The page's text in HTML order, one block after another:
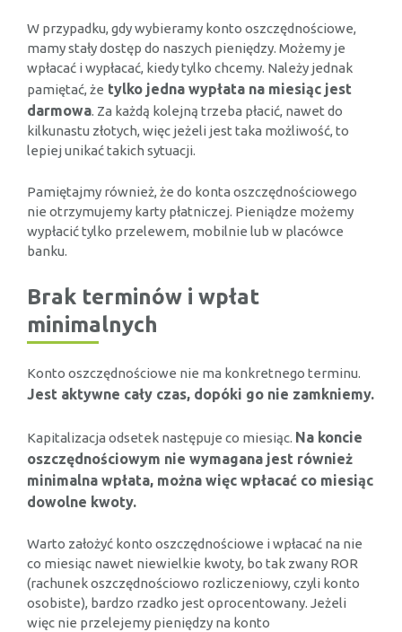
W przypadku, gdy wybieramy konto oszczędnościowe,
mamy stały dostęp do naszych pieniędzy. Możemy je
wpłacać i wypłacać, kiedy tylko chcemy. Należy jednak
pamiętać, że tylko jedna wypłata na miesiąc jest
darmowa. Za każdą kolejną trzeba płacić, nawet do
kilkunastu złotych, więc jeżeli jest taka możliwość, to
lepiej unikać takich sytuacji.
Pamiętajmy również, że do konta oszczędnościowego
nie otrzymujemy karty płatniczej. Pieniądze możemy
wypłacić tylko przelewem, mobilnie lub w placówce
banku.
Brak terminów i wpłat
minimalnych
Konto oszczędnościowe nie ma konkretnego terminu.
Jest aktywne cały czas, dopóki go nie zamkniemy.
Kapitalizacja odsetek następuje co miesiąc. Na koncie
oszczędnościowym nie wymagana jest również
minimalna wpłata, można więc wpłacać co miesiąc
dowolne kwoty.
Warto założyć konto oszczędnościowe i wpłacać na nie
co miesiąc nawet niewielkie kwoty, bo tak zwany ROR
(rachunek oszczędnościowo rozliczeniowy, czyli konto
osobiste), bardzo rzadko jest oprocentowany. Jeżeli
więc nie przelejemy pieniędzy na konto